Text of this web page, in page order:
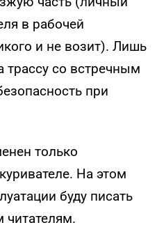
в рабочей
и не возит). Лишь
трассу со встречным
при
только
На этом
буду писать